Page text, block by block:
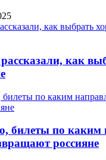
рассказали, как
билеты по
россияне